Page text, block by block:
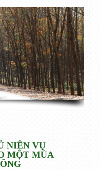
NIÊN VỤ
MỘT MÙA